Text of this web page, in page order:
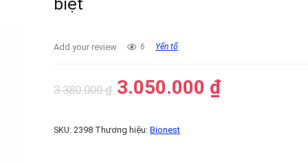
biệt
Add your review 6 Yến tổ
3.380.000₫ 3.050.000 ₫
SKU:2398 Thương hiệu:Bionest